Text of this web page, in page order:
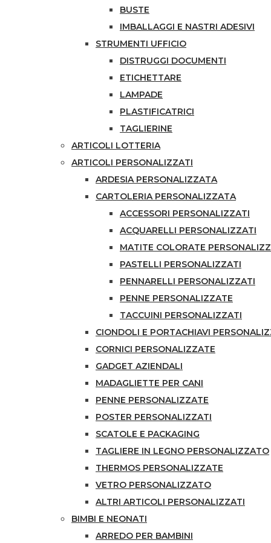
BUSTE
IMBALLAGGI E NASTRI ADESIVI
STRUMENTI UFFICIO
DISTRUGGI DOCUMENTI
ETICHETTARE
LAMPADE
PLASTIFICATRICI
TAGLIERINE
ARTICOLI LOTTERIA
ARTICOLI PERSONALIZZATI
ARDESIA PERSONALIZZATA
CARTOLERIA PERSONALIZZATA
ACCESSORI PERSONALIZZATI
ACQUARELLI PERSONALIZZATI
MATITE COLORATE
PASTELLI PERSONALIZZATI
PENNARELLI PERSONALIZZATI
PENNE PERSONALIZZATE
TACCUINI PERSONALIZZATI
CIONDOLI E PORTACHIAVI
CORNICI PERSONALIZZATE
GADGET AZIENDALI
MADAGLIETTE PER CANI
PENNE PERSONALIZZATE
POSTER PERSONALIZZATI
SCATOLE E PACKAGING
TAGLIERE IN LEGNO PERSONALIZZATO
THERMOS PERSONALIZZATE
VETRO PERSONALIZZATO
ALTRI ARTICOLI PERSONALIZZATI
BIMBI E NEONATI
ARREDO PER BAMBINI